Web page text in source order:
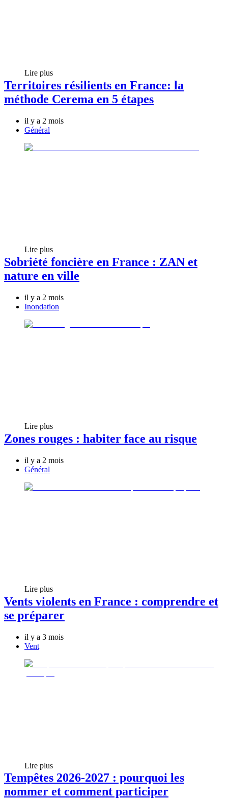
Lire plus
Territoires résilients en France: la
méthode Cerema en 5 étapes
il y a 2 mois
Général
Lire plus
Sobriété foncière en France : ZAN et
nature en ville
il y a 2 mois
Inondation
Lire plus
Zones rouges : habiter face au risque
il y a 2 mois
Général
Lire plus
Vents violents en France : comprendre et
se préparer
il y a 3 mois
Vent
Lire plus
Tempêtes 2026-2027 : pourquoi les
nommer et comment participer